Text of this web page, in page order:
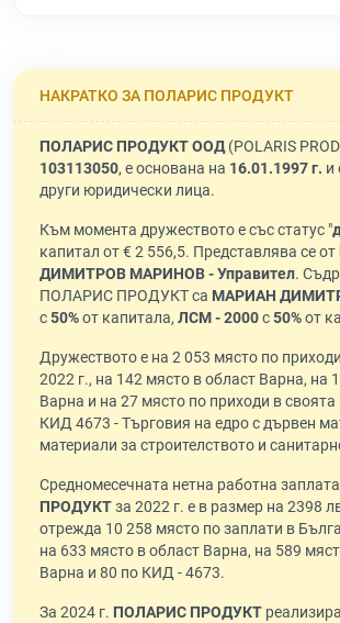
НАКРАТКО ЗА ПОЛАРИС ПРОДУКТ
ПОЛАРИС ПРОДУКТ ООД(POLARIS
103113050, е основана на 16.01.1997 г. и
други юридически лица.
Към момента дружеството е със статус "
капитал от € 2 556,5. Представлява се от
ДИМИТРОВ МАРИНОВ - Управител.
ПОЛАРИС ПРОДУКТ са МАРИАН
с50%от капитала, ЛСМ - 2000с50%от
Дружеството е на 2 053 място по
2022 г., на 142 място в област Варна, на
Варна и на 27 място по приходи в своята
КИД 4673 - Търговия на едро с дървен
материали за строителството и
Средномесечната нетна работна
ПРОДУКТза 2022 г. е в размер на 2398
отрежда 10 258 място по заплати в
на 633 място в област Варна, на 589
Варна и 80 по КИД - 4673.
За 2024 г. ПОЛАРИС ПРОДУКТ